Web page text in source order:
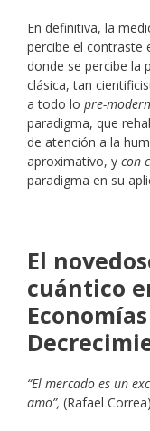
En definitiva, la
percibe el contraste
donde se percibe la
clásica, tan
a todo lo pre-
paradigma, que
de atención a la
aproximativo, y con
paradigma en su
El
cuántico
“El mercado es un
amo”, (Rafael